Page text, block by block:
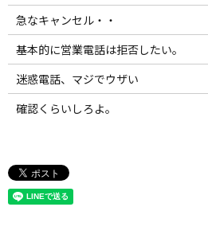
急なキャンセル・・
基本的に営業電話は拒否したい。
迷惑電話、マジでウザい
確認くらいしろよ。